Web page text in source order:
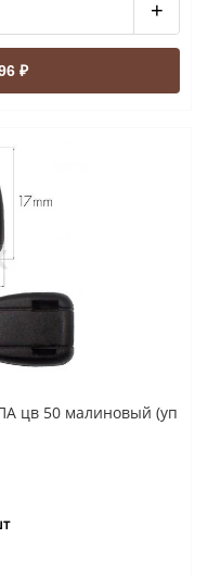
+
₽
цв 50 малиновый (уп